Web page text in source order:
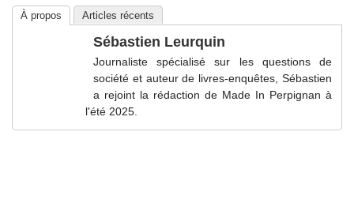
À propos Articles récents
Sébastien Leurquin
Journaliste spécialisé sur les questions de
société et auteur de livres-enquêtes, Sébastien
a rejoint la rédaction de Made In Perpignan à
l'été 2025.